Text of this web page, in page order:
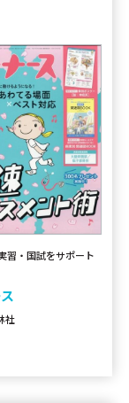
習・国試をサポート
社